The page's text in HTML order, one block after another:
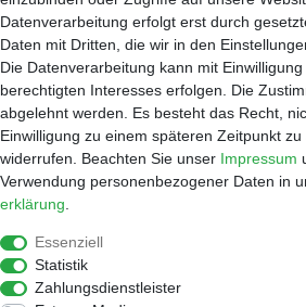
Service
Zahlungsarten
Versand
Widerrufsrecht
Warenkorb
Händleranfragen
Werkstatt
Reparaturauftrag
Kaffee
Zubehör
Datenverarbeitung erfolgt erst durch
Daten mit Dritten, die wir in den
Die Datenverarbeitung kann mit
berechtigten Interesses erfolgen. Die
abgelehnt werden. Es besteht das Recht,
Einwilligung zu einem späteren Zeitpunkt
widerrufen. Beachten Sie unser Impressum
Verwendung personenbezogener Daten in
erklärung
Essenziell
Statistik
Zahlungsdienstleister